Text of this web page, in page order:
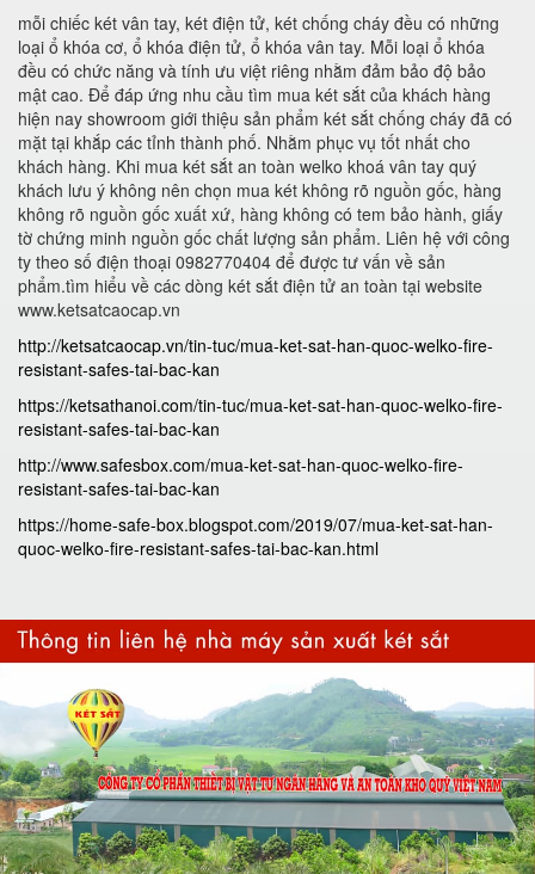
mỗi chiếc két vân tay, két điện tử, két chống cháy đều có những
loại ổ khóa cơ, ổ khóa điện tử, ổ khóa vân tay. Mỗi loại ổ khóa
đều có chức năng và tính ưu việt riêng nhằm đảm bảo độ bảo
mật cao. Để đáp ứng nhu cầu tìm mua két sắt của khách hàng
hiện nay showroom giới thiệu sản phẩm két sắt chống cháy đã có
mặt tại khắp các tỉnh thành phố. Nhằm phục vụ tốt nhất cho
khách hàng. Khi mua két sắt an toàn welko khoá vân tay quý
khách lưu ý không nên chọn mua két không rõ nguồn gốc, hàng
không rõ nguồn gốc xuất xứ, hàng không có tem bảo hành, giấy
tờ chứng minh nguồn gốc chất lượng sản phẩm. Liên hệ với công
ty theo số điện thoại 0982770404 để được tư vấn về sản
phẩm.tìm hiểu về các dòng két sắt điện tử an toàn tại website
www.ketsatcaocap.vn
http://ketsatcaocap.vn/tin-tuc/mua-ket-sat-han-quoc-welko-fire-
resistant-safes-tai-bac-kan
https://ketsathanoi.com/tin-tuc/mua-ket-sat-han-quoc-welko-fire-
resistant-safes-tai-bac-kan
http://www.safesbox.com/mua-ket-sat-han-quoc-welko-fire-
resistant-safes-tai-bac-kan
https://home-safe-box.blogspot.com/2019/07/mua-ket-sat-han-
quoc-welko-fire-resistant-safes-tai-bac-kan.html